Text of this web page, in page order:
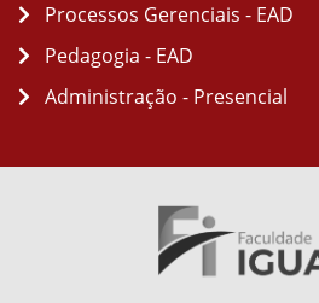
Processos Gerenciais - EAD
Pedagogia - EAD
Administração - Presencial